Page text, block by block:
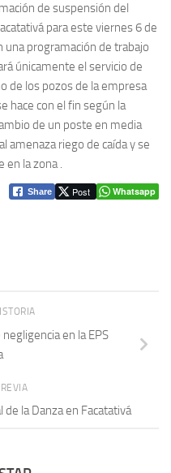
de suspensión del
para este viernes 6 de
programación de trabajo
únicamente el servicio de
de los pozos de la empresa
hace con el fin según la
de un poste en media
amenaza riego de caída y se
en la zona .
Share Post Whatsapp
en la EPS
la Danza en Facatativá